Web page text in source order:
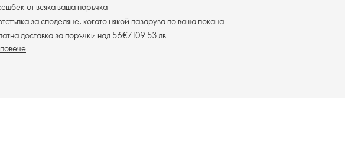
от всяка ваша поръчка
за споделяне, когато някой пазарува по ваша покана
доставка за поръчки над 56€/109.53 лв.